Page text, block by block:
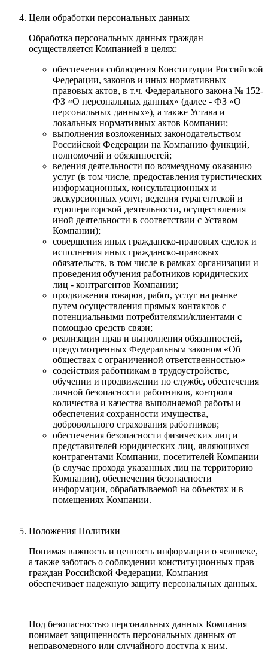
Цели обработки персональных данных
Обработка персональных данных граждан
осуществляется Компанией в целях:
обеспечения соблюдения Конституции Российской
Федерации, законов и иных нормативных
правовых актов, в т.ч. Федерального закона № 152-
ФЗ «О персональных данных» (далее - ФЗ «О
персональных данных»), а также Устава и
локальных нормативных актов Компании;
выполнения возложенных законодательством
Российской Федерации на Компанию функций,
полномочий и обязанностей;
ведения деятельности по возмездному оказанию
услуг (в том числе, предоставления туристических
информационных, консультационных и
экскурсионных услуг, ведения турагентской и
туроператорской деятельности, осуществления
иной деятельности в соответствии с Уставом
Компании);
совершения иных гражданско-правовых сделок и
исполнения иных гражданско-правовых
обязательств, в том числе в рамках организации и
проведения обучения работников юридических
лиц - контрагентов Компании;
продвижения товаров, работ, услуг на рынке
путем осуществления прямых контактов с
потенциальными потребителями/клиентами с
помощью средств связи;
реализации прав и выполнения обязанностей,
предусмотренных Федеральным законом «Об
обществах с ограниченной ответственностью»
содействия работникам в трудоустройстве,
обучении и продвижении по службе, обеспечения
личной безопасности работников, контроля
количества и качества выполняемой работы и
обеспечения сохранности имущества,
добровольного страхования работников;
обеспечения безопасности физических лиц и
представителей юридических лиц, являющихся
контрагентами Компании, посетителей Компании
(в случае прохода указанных лиц на территорию
Компании), обеспечения безопасности
информации, обрабатываемой на объектах и в
помещениях Компании.
Положения Политики
Понимая важность и ценность информации о человеке,
а также заботясь о соблюдении конституционных прав
граждан Российской Федерации, Компания
обеспечивает надежную защиту персональных данных.
Под безопасностью персональных данных Компания
понимает защищенность персональных данных от
неправомерного или случайного доступа к ним,